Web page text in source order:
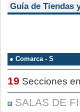
Guía de Tiendas
● Comarca - S
19 Secciones
SALAS DE